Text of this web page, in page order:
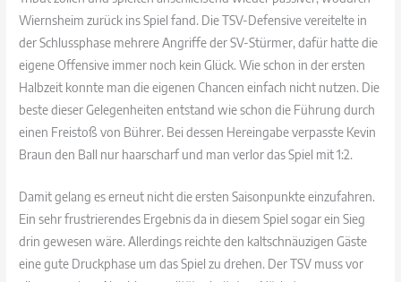
Wiernsheim zurück ins Spiel fand. Die TSV-Defensive vereitelte in
der Schlussphase mehrere Angriffe der SV-Stürmer, dafür hatte die
eigene Offensive immer noch kein Glück. Wie schon in der ersten
Halbzeit konnte man die eigenen Chancen einfach nicht nutzen. Die
beste dieser Gelegenheiten entstand wie schon die Führung durch
einen Freistoß von Bührer. Bei dessen Hereingabe verpasste Kevin
Braun den Ball nur haarscharf und man verlor das Spiel mit 1:2.
Damit gelang es erneut nicht die ersten Saisonpunkte einzufahren.
Ein sehr frustrierendes Ergebnis da in diesem Spiel sogar ein Sieg
drin gewesen wäre. Allerdings reichte den kaltschnäuzigen Gäste
eine gute Druckphase um das Spiel zu drehen. Der TSV muss vor